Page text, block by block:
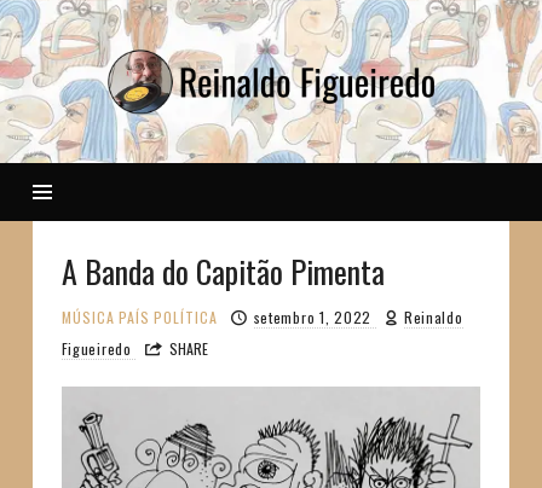
Reinaldo
A Banda do Capitão Pimenta
MÚSICA PAÍS POLÍTICA setembro 1, 2022
Reinaldo
Figueiredo
SHARE